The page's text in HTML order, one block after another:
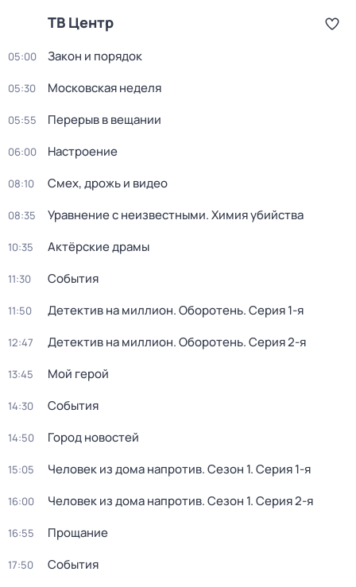
ТВ Центр
05:00 Закон и порядок
05:30 Московская неделя
05:55 Перерыв в вещании
06:00 Настроение
08:10 Смех, дрожь и видео
08:35 Уравнение с неизвестными. Химия убийства
10:35 Актёрские драмы
11:30 События
11:50 Детектив на миллион. Оборотень. Серия 1-я
12:47 Детектив на миллион. Оборотень. Серия 2-я
13:45 Мой герой
14:30 События
14:50 Город новостей
15:05 Человек из дома напротив. Сезон 1. Серия 1-я
16:00 Человек из дома напротив. Сезон 1. Серия 2-я
16:55 Прощание
17:50 События